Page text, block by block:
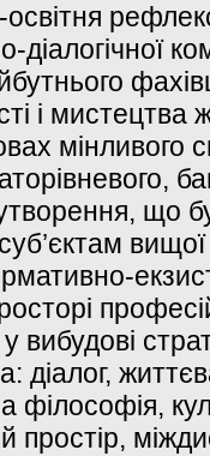
діалогічної
і мистецтва
мінливого
що
вищої
у вибудові
діалог,
філософія,
простір,